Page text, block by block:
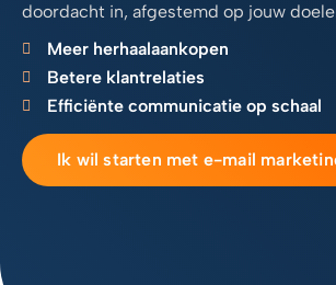
doordacht in, afgestemd op jouw
Meer herhaalaankopen
Betere klantrelaties
Efficiënte communicatie op schaal
Ik wil starten met e-mail